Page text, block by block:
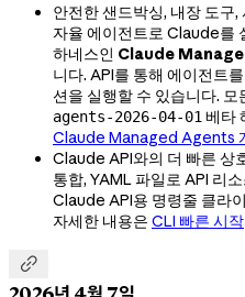
안전한 샌드박싱, 내장 도구
자율 에이전트로 Claude를
하네스인 Claude
니다. API를 통해 에이전트
션을 실행할 수 있습니다.
agents-2026-04-01 베타
Claude Managed Agents
Claude API와의 더 빠른 상
통합, YAML 파일로 API 리
Claude API용 명령줄 클라
자세한 내용은 CLI 빠른 시작
